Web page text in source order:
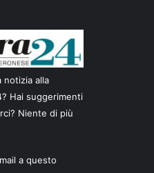
notizia alla
? Hai suggerimenti
Niente di più
a questo